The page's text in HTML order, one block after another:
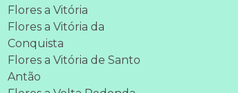
Flores a Vitória
Flores a Vitória da
Conquista
Flores a Vitória de Santo
Antão